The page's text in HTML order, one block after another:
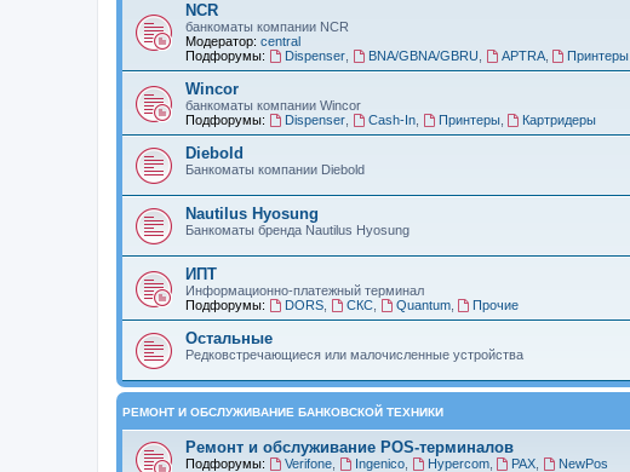
NCR
банкоматы компании NCR
Модератор: central
Подфорумы:
Dispenser, BNA/GBNA/GBRU APTRA, Принтеры
Wincor
банкоматы компании Wincor
Подфорумы:
Dispenser, Cash-In, Принтеры, Картридеры
Diebold
Банкоматы компании Diebold
Nautilus Hyosung
Банкоматы бренда Nautilus Hyosung
ИПТ
Информационно-платежный терминал
Подфорумы:
DORS, СКС, Quantum, Прочие
Остальные
Редковстречающиеся или малочисленные устройства
РЕМОНТ И ОБСЛУЖИВАНИЕ БАНКОВСКОЙ ТЕХНИКИ
Ремонт и обслуживание POS-терминалов
Подфорумы: Verifone, Ingenico, Hypercom, PAX NewPos